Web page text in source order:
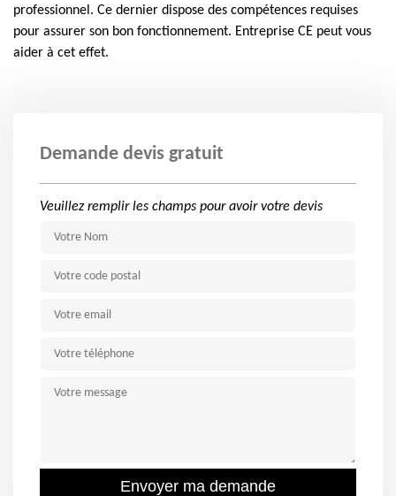
professionnel. Ce dernier dispose des compétences requises
pour assurer son bon fonctionnement. Entreprise CE peut vous
aider à cet effet.
Demande devis gratuit
Veuillez remplir les champs pour avoir votre devis